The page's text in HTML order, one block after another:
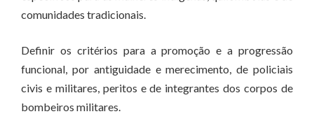
comunidades tradicionais.
Definir os critérios para a promoção e a progressão
funcional, por antiguidade e merecimento, de policiais
civis e militares, peritos e de integrantes dos corpos de
bombeiros militares.